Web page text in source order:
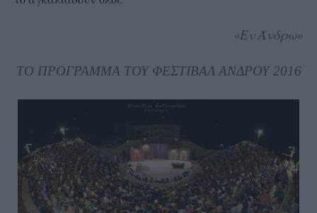
«Εν Άνδρω»
ΤΟ ΠΡΟΓΡΑΜΜΑ ΤΟΥ ΦΕΣΤΙΒΑΛ ΑΝΔΡΟΥ 2016